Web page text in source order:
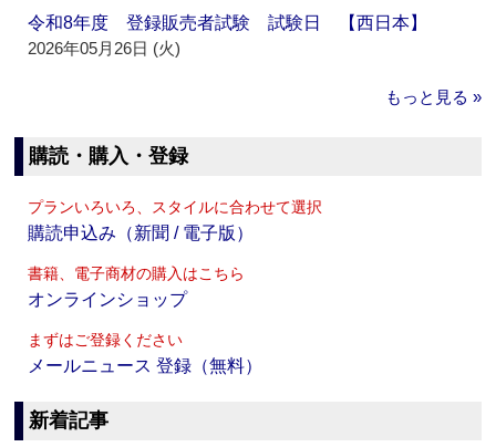
令和8年度 登録販売者試験 試験日 【西日本】
2026年05月26日 (火)
もっと見る »
購読・購入・登録
プランいろいろ、スタイルに合わせて選択
購読申込み（新聞 / 電子版）
書籍、電子商材の購入はこちら
オンラインショップ
まずはご登録ください
メールニュース 登録（無料）
新着記事